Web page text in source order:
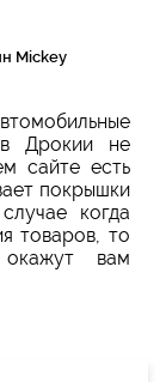
Mickey
Дрокии не
сайте есть
покрышки
когда
товаров, то
окажут вам